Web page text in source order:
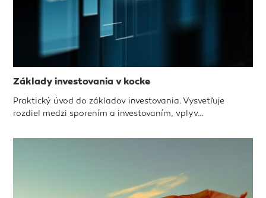
Základy investovania v kocke
Praktický úvod do základov investovania. Vysvetľuje
rozdiel medzi sporením a investovaním, vplyv…